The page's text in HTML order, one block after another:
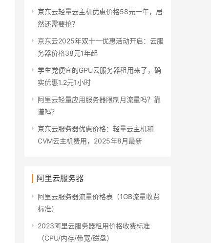
京东云轻量云主机优惠价格58元一年，居
然还需要抢？
京东云2025年双十一优惠活动开启：云服
务器价格38元1年起
学生党便宜的GPU云服务器租用来了，确
实优惠1.2元1小时
阿里云轻量应用服务器限制月流量吗？靠
谱吗？
京东云服务器优惠价格：轻量云主机和
CVM云主机费用，2025年8月最新
阿里云服务器
阿里云服务器流量价格表（1GB流量收费
标准）
2023阿里云服务器租用价格收费标准
（CPU/内存/带宽/磁盘）